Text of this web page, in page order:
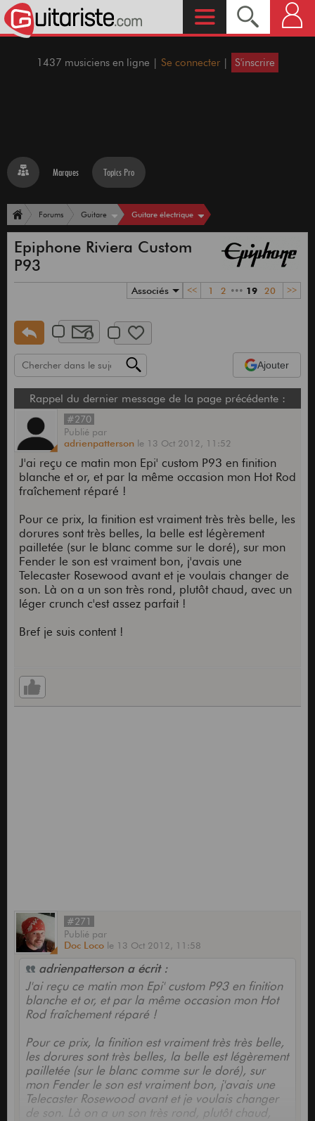
1437 musiciens en ligne | Se connecter | S'inscrire
Marques Topics Pro
Forums Guitare Guitare électrique
Epiphone Riviera Custom
P93
Associés << 1 2 ••• 19 20 >>
Ajouter
Rappel du dernier message de la page précédente :
#270
Publié par
adrienpatterson le 13 Oct 2012, 11:52
J'ai reçu ce matin mon Epi' custom P93 en finition
blanche et or, et par la même occasion mon Hot Rod
fraîchement réparé !
Pour ce prix, la finition est vraiment très très belle, les
dorures sont très belles, la belle est légèrement
pailletée (sur le blanc comme sur le doré), sur mon
Fender le son est vraiment bon, j'avais une
Telecaster Rosewood avant et je voulais changer de
son. Là on a un son très rond, plutôt chaud, avec un
léger crunch c'est assez parfait !
Bref je suis content !
#271
Publié par
Doc Loco le 13 Oct 2012, 11:58
adrienpatterson a écrit :
J'ai reçu ce matin mon Epi' custom P93 en finition
blanche et or, et par la même occasion mon Hot
Rod fraîchement réparé !
Pour ce prix, la finition est vraiment très très belle,
les dorures sont très belles, la belle est légèrement
pailletée (sur le blanc comme sur le doré), sur
mon Fender le son est vraiment bon, j'avais une
Telecaster Rosewood avant et je voulais changer
de son. Là on a un son très rond, plutôt chaud,